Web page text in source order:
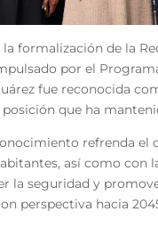
formalización de la
por el
fue reconocida
posición que ha
refrenda el
así como con
la seguridad y
perspectiva hacia